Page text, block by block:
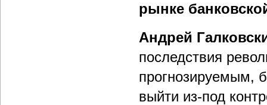
рынке
Андрей
последствия
прогнозируемым,
выйти из-под